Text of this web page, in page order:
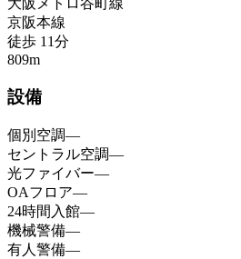
大阪メトロ谷町線
京阪本線
徒歩 11分
809m
設備
個別空調—
セントラル空調—
光ファイバー—
OAフロア—
24時間入館—
機械警備—
有人警備—